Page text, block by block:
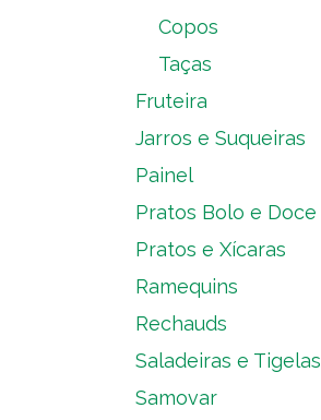
Copos
Taças
Fruteira
Jarros e Suqueiras
Painel
Pratos Bolo e Doce
Pratos e Xícaras
Ramequins
Rechauds
Saladeiras e Tigelas
Samovar